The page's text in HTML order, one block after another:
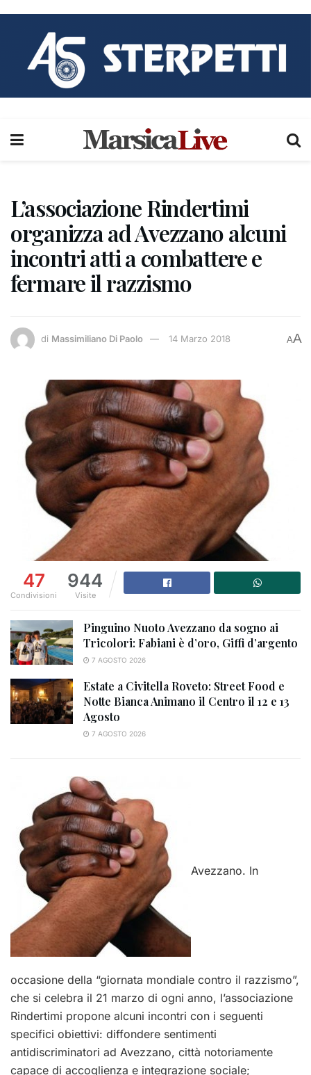
L’associazione Rindertimi
organizza ad Avezzano alcuni
incontri atti a combattere e
fermare il razzismo
di Massimiliano Di Paolo 14 Marzo 2018 AA
47
Condivisioni
944
Visite
Pinguino Nuoto Avezzano da sogno ai
Tricolori: Fabiani è d’oro, Giffi d’argento
7 AGOSTO 2026
Estate a Civitella Roveto: Street Food e
Notte Bianca Animano il Centro il 12 e 13
Agosto
7 AGOSTO 2026
Avezzano. In
occasione della “giornata mondiale contro il razzismo”,
che si celebra il 21 marzo di ogni anno, l’associazione
Rindertimi propone alcuni incontri con i seguenti
specifici obiettivi: diffondere sentimenti
antidiscriminatori ad Avezzano, città notoriamente
capace di accoglienza e integrazione sociale;